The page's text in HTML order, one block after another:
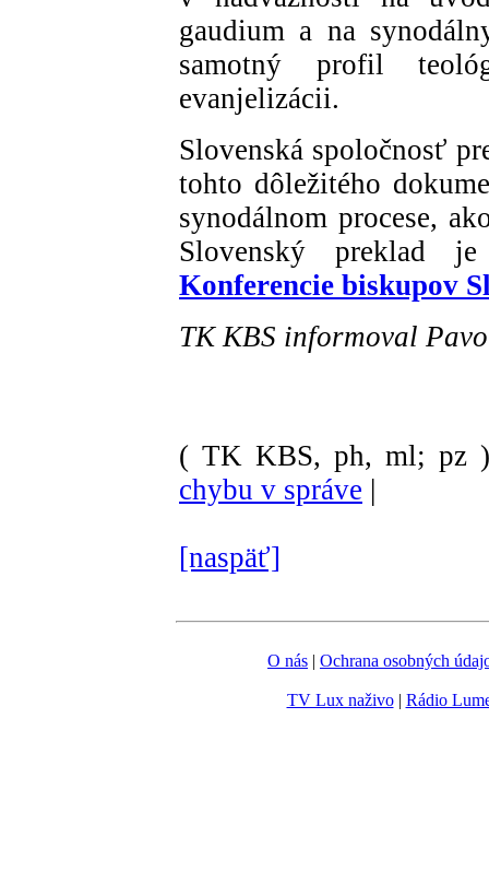
gaudium a na
samotný profil
evanjelizácii.
Slovenská spoločnosť
tohto dôležitého
synodálnom procese,
Slovenský preklad
Konferencie biskupov
TK KBS informoval
( TK KBS, ph, ml; pz
chybu v správe |
[naspäť]
O nás | Ochrana osobných
TV Lux naživo| Rádio